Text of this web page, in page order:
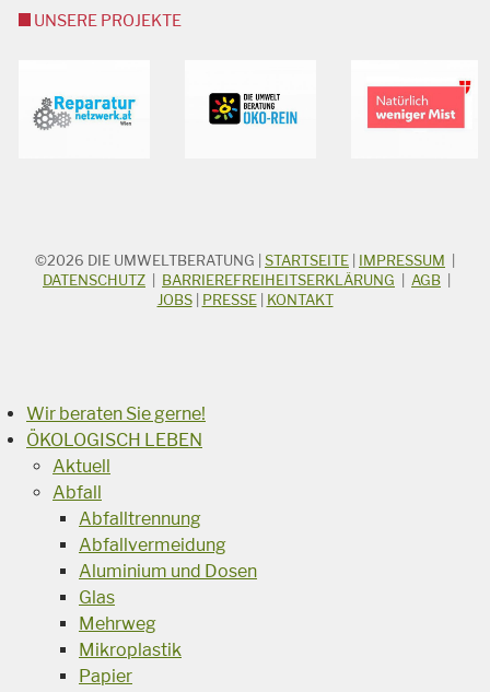
UNSERE PROJEKTE
STICHWORTSUCHE
Suchbegriff
©2026 DIE UMWELTBERATUNG STARTSEITE IMPRESSUM
DATENSCHUTZ
BARRIEREFREIHEITSERKLÄRUNG AGB
JOBS| PRESSE| KONTAKT
Wir beraten Sie gerne!
ÖKOLOGISCH LEBEN
Aktuell
Abfall
Abfalltrennung
Abfallvermeidung
Aluminium und Dosen
Glas
Mehrweg
Mikroplastik
Papier